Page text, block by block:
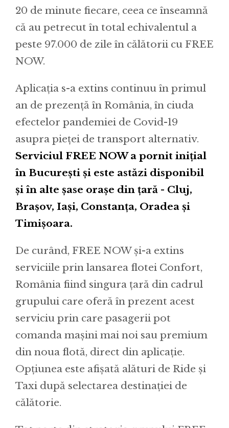
20 de minute fiecare, ceea ce înseamnă
că au petrecut în total echivalentul a
peste 97.000 de zile în călătorii cu FREE
NOW.
Aplicația s-a extins continuu în primul
an de prezență în România, în ciuda
efectelor pandemiei de Covid-19
asupra pieței de transport alternativ.
Serviciul FREE NOW a pornit inițial
în București și este astăzi disponibil
și în alte șase orașe din țară - Cluj,
Brașov, Iași, Constanța, Oradea și
Timișoara.
De curând, FREE NOW și-a extins
serviciile prin lansarea flotei Confort,
România fiind singura țară din cadrul
grupului care oferă în prezent acest
serviciu prin care pasagerii pot
comanda mașini mai noi sau premium
din noua flotă, direct din aplicație.
Opțiunea este afișată alături de Ride și
Taxi după selectarea destinației de
călătorie.